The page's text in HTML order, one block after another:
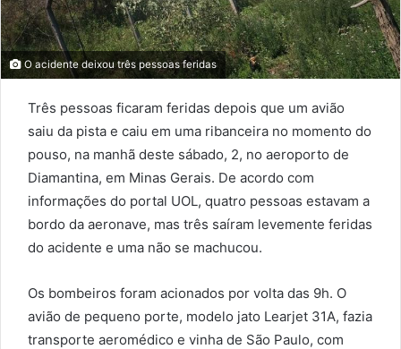
O acidente deixou três pessoas feridas
Três pessoas ficaram feridas depois que um avião
saiu da pista e caiu em uma ribanceira no momento do
pouso, na manhã deste sábado, 2, no aeroporto de
Diamantina, em Minas Gerais. De acordo com
informações do portal UOL, quatro pessoas estavam a
bordo da aeronave, mas três saíram levemente feridas
do acidente e uma não se machucou.
Os bombeiros foram acionados por volta das 9h. O
avião de pequeno porte, modelo jato Learjet 31A, fazia
transporte aeromédico e vinha de São Paulo, com